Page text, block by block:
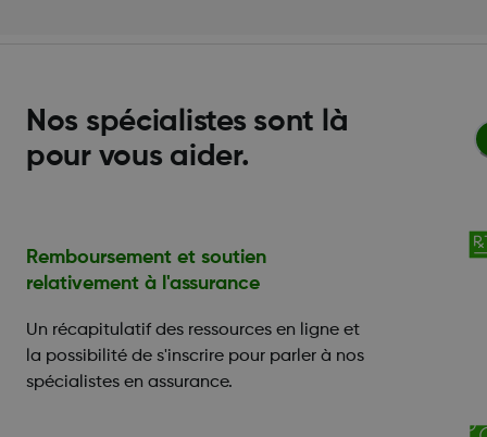
Nos spécialistes sont là
pour vous aider.
Remboursement et soutien
relativement à l'assurance
Un récapitulatif des ressources en ligne et
la possibilité de s'inscrire pour parler à nos
spécialistes en assurance.